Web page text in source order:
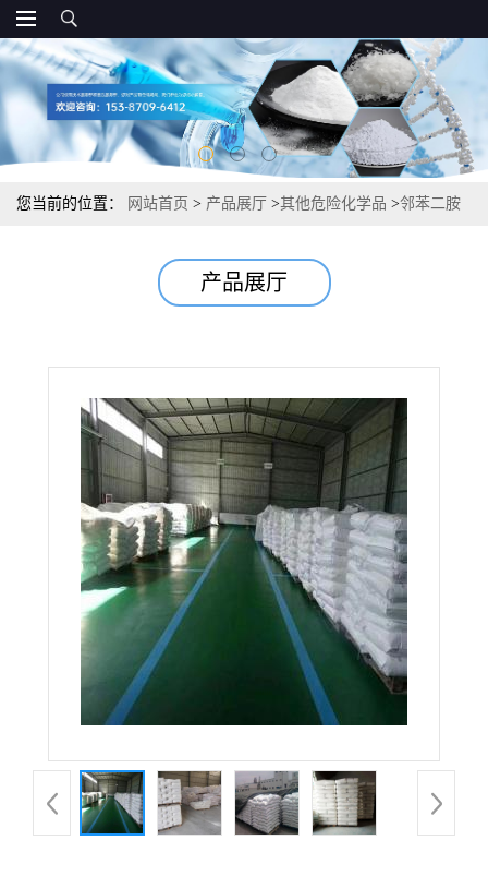
您当前的位置： 网站首页 > 产品展厅 >其他危险化学品 >邻苯二胺
产品展厅